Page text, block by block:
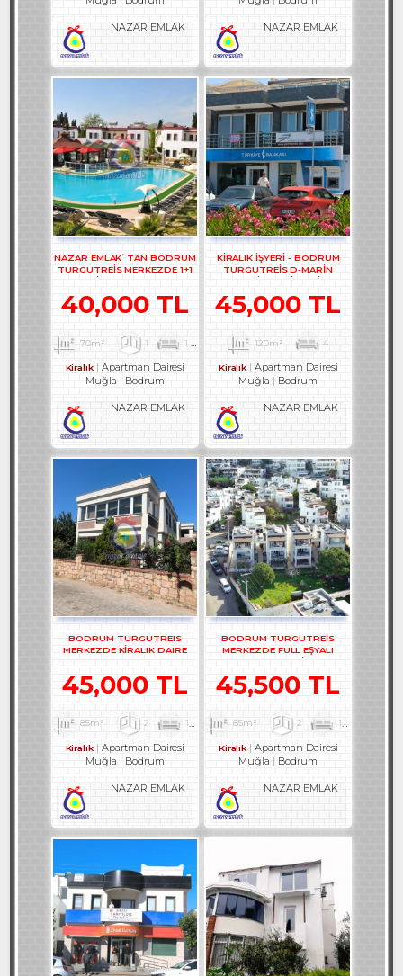
NAZAR EMLAK NAZAR EMLAK
NAZAR EMLAK`TAN BODRUM
TURGUTREİS MERKEZDE 1+1
40,000 TL
70m² 1 1
Kiralık
Apartman Dairesi
Muğla
Bodrum
NAZAR EMLAK
KİRALIK İŞYERİ - BODRUM
TURGUTREİS D-MARİN
45,000 TL
120m² 4
Kiralık
Apartman Dairesi
Muğla
Bodrum
NAZAR EMLAK
BODRUM TURGUTREIS
MERKEZDE KİRALIK DAIRE
45,000 TL
85m² 2 1 1
Kiralık
Apartman Dairesi
Muğla
Bodrum
NAZAR EMLAK
BODRUM TURGUTREİS
MERKEZDE FULL EŞYALI
BAHÇE KATI 2+1 DAİRE - REF-
45,500 TL
85m² 2 1
Kiralık
Apartman Dairesi
Muğla
Bodrum
NAZAR EMLAK